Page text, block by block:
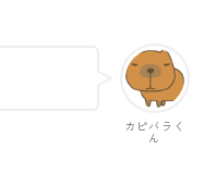
カピバラく
ん